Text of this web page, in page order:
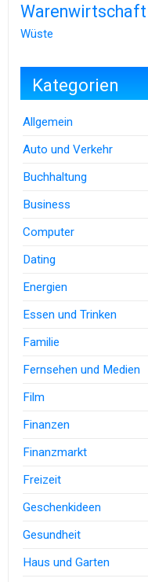
Warenwirtschaft
Wüste
Kategorien
Allgemein
Auto und Verkehr
Buchhaltung
Business
Computer
Dating
Energien
Essen und Trinken
Familie
Fernsehen und Medien
Film
Finanzen
Finanzmarkt
Freizeit
Geschenkideen
Gesundheit
Haus und Garten